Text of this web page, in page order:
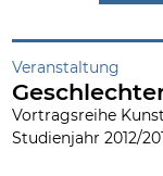
Veranstaltung
Vortragsreihe
Studienjahr 2012/